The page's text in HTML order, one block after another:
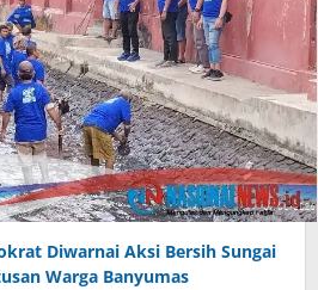
Diwarnai Aksi Bersih Sungai
Warga Banyumas